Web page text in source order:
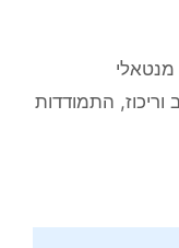
מנטאלי
, התמודדות